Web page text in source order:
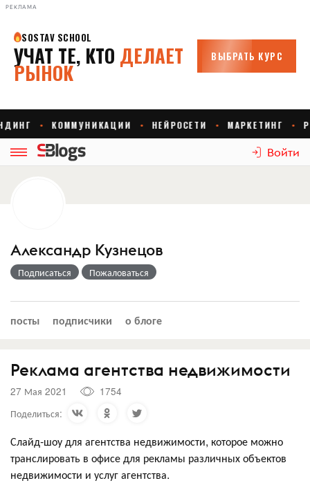
РЕКЛАМА
Войти
Александр Кузнецов
Подписаться Пожаловаться
посты подписчики о блоге
Реклама агентства недвижимости
27 Мая 2021
1754
Поделиться:
Слайд-шоу для агентства недвижимости, которое можно
транслировать в офисе для рекламы различных объектов
недвижимости и услуг агентства.